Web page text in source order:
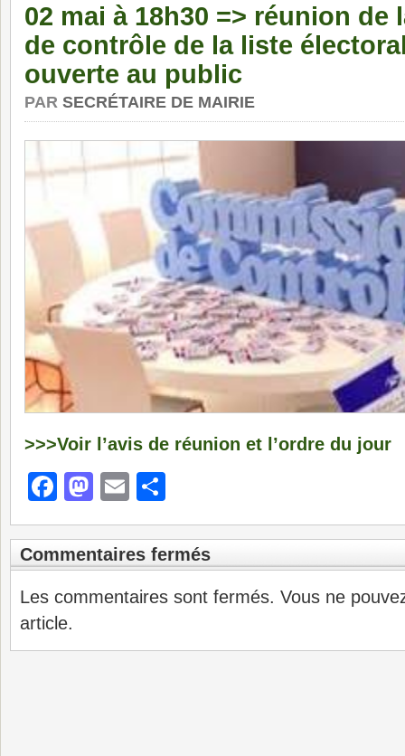
02 mai à 18h30 => réunion de
de contrôle de la liste
ouverte au public
PAR SECRÉTAIRE DE MAIRIE
>>>Voir l’avis de réunion et l’ordre du jour
Facebook
Mastodon
Email
Commentaires fermés
Les commentaires sont fermés. Vous ne
article.